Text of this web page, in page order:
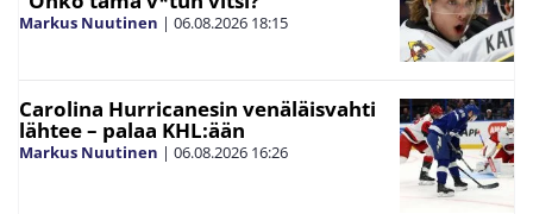
Markus Nuutinen | 06.08.2026 18:15
Carolina Hurricanesin venäläisvahti
lähtee – palaa KHL:ään
Markus Nuutinen | 06.08.2026 16:26